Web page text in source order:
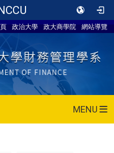
政治大學 政大商學院 網站導覽
MENU